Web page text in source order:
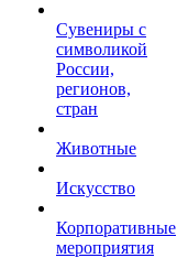
Сувениры с
символикой
России,
регионов,
стран
Животные
Искусство
Корпоративные
мероприятия